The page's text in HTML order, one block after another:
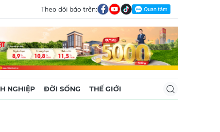
Theo dõi báo trên:
NGHIỆP ĐỜI SỐNG THẾ GIỚI